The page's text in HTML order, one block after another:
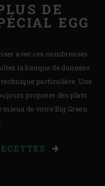
DE
EGG
avec ces nombreuses
la banque de données
particulière. Une
proposer des plats
de votre Big Green